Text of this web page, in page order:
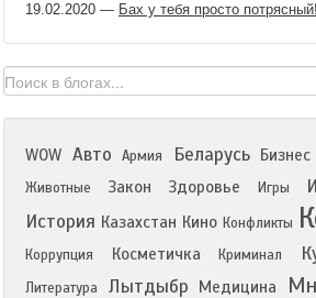
19.02.2020 — Бах у тебя просто потрясный!
WOW Авто Армия Беларусь Бизнес
Животные
Закон Здоровье Игры
История Казахстан Кино Конфликты
Коррупция Косметичка Криминал
Литература Лытдыбр Медицина